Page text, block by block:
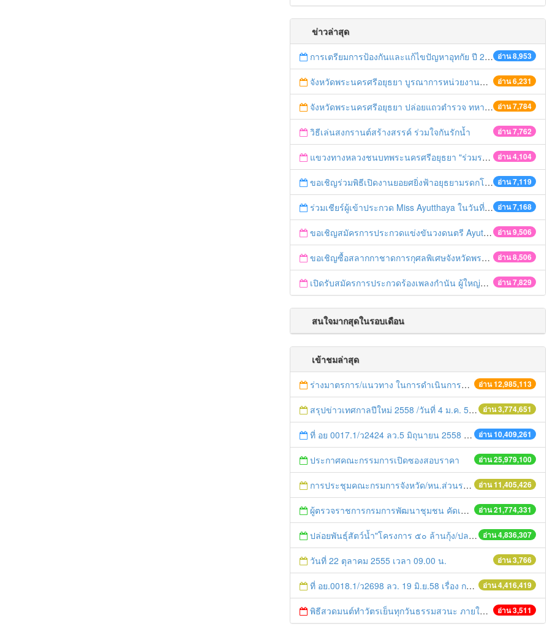
ข่าวล่าสุด
อ่าน 8,953
การเตรียมการป้องกันและแก้ไขปัญหาอุทกัย ปี 2561
อ่าน 6,231
จังหวัดพระนครศรีอยุธยา บูรณาการหน่วยงานที่เกี่ยวข้อง ลงพื้นที่จัดระเบียบและดำเนินมาตรการตามบทลงโทษสูงสุดกับผู้ประกอบการร้านค้าที่ยังฝ่าฝืนตั้งร้านค้ารุกล้ำเขตพื้นที่ทางหลวง เตรียมความปลอดภัยก่อนเทศกาลสงกรานต์
อ่าน 7,784
จังหวัดพระนครศรีอยุธยา ปล่อยแถวตำรวจ ทหาร ฝ่ายปกครอง กว่า 100 นาย ตรวจเข้มท่ารถสาธารณะ สถานีขนส่งรถโดยสาร วินรถตู้ และสถานีรถไฟ เตรียมรับมือเทศกาลสงกรานต์
อ่าน 7,762
วิธีเล่นสงกรานต์สร้างสรรค์ ร่วมใจกันรักน้ำ
อ่าน 4,104
แขวงทางหลวงชนบทพระนครศรีอยุธยา "ร่วมรณรงค์ ขับช้า เปิดไฟหน้า คาดเข็มขัด" เทศกาลสงกรานต์ ปี 2561
อ่าน 7,119
ขอเชิญร่วมพิธีเปิดงานยอยศยิ่งฟ้าอยุธยามรดกโลก
อ่าน 7,168
ร่วมเชียร์ผู้เข้าประกวด Miss Ayutthaya ในวันที่ 15 ธันวาคม 2560
อ่าน 9,506
ขอเชิญสมัครการประกวดแข่งขันวงดนตรี Ayutthaya battle of the bands
อ่าน 8,506
ขอเชิญซื้อสลากกาชาดการกุศลพิเศษจังหวัดพระนครศรีอยุธยา 2560
อ่าน 7,829
เปิดรับสมัครการประกวดร้องเพลงกำนัน ผู้ใหญ่บ้าน ฯลฯ
สนใจมากสุดในรอบเดือน
เข้าชมล่าสุด
อ่าน 12,985,113
ร่างมาตรการ/แนวทาง ในการดำเนินการประกอบการตรวจราชการแบบบูรณาการ
อ่าน 3,774,651
สรุปข่าวเทศกาลปีใหม่ 2558 /วันที่ 4 ม.ค. 58
อ่าน 10,409,261
ที่ อย 0017.1/ว2424 ลว.5 มิถุนายน 2558 เรื่อง แจ้งกำหนดตรวจประเมินและให้คะแนนหน่วยงานที่สมัครเข้าร่วมโครงการพัฒนาหน่วยงานต้นแบบในการจัดตั้งศูนย์ข้อมูลข่าวสารของราชการฯ ประจำปีงบประมาณ พ.ศ. 2558
อ่าน 25,979,100
ประกาศคณะกรรมการเปิดซองสอบราคา
อ่าน 11,405,426
การประชุมคณะกรมการจังหวัด/หน.ส่วนราชการประจำเดือน มิถุนายน 2558
อ่าน 21,774,331
ผู้ตรวจราชการกรมการพัฒนาชุมชน คัดเลือกข้าราชการและลูกจ้างดีเด่น และหน่วยงานพัฒนาชุมชนใสสะอาด ประจำปี ๒๕๕๔
อ่าน 4,836,307
ปล่อยพันธุ์สัตว์น้ำ"โครงการ ๕๐ ล้านกุ้ง/ปลา ฟื้นชีวิตใหม่ให้เจ้าพระยา
อ่าน 3,766
วันที่ 22 ตุลาคม 2555 เวลา 09.00 น.
อ่าน 4,416,419
ที่ อย.0018.1/ว2698 ลว. 19 มิ.ย.58 เรื่อง การแก้ไขปัญหาหนี้สินให้แก่เกษตรกร
อ่าน 3,511
พิธีสวดมนต์ทำวัตรเย็นทุกวันธรรมสวนะ ภายใต้โครงการหมู่บ้านรักษาศีล 5